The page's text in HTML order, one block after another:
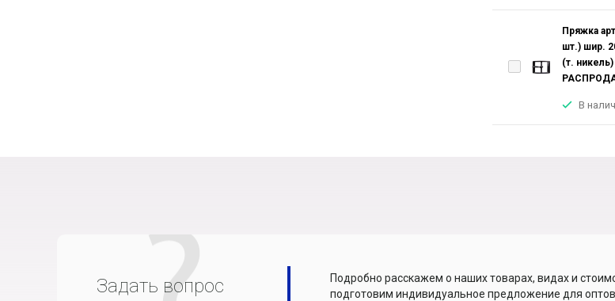
Пряжка
шт.) шир.
(т. никель)
В
Задать вопрос
Подробно расскажем о наших товарах, видах и
подготовим индивидуальное предложение для